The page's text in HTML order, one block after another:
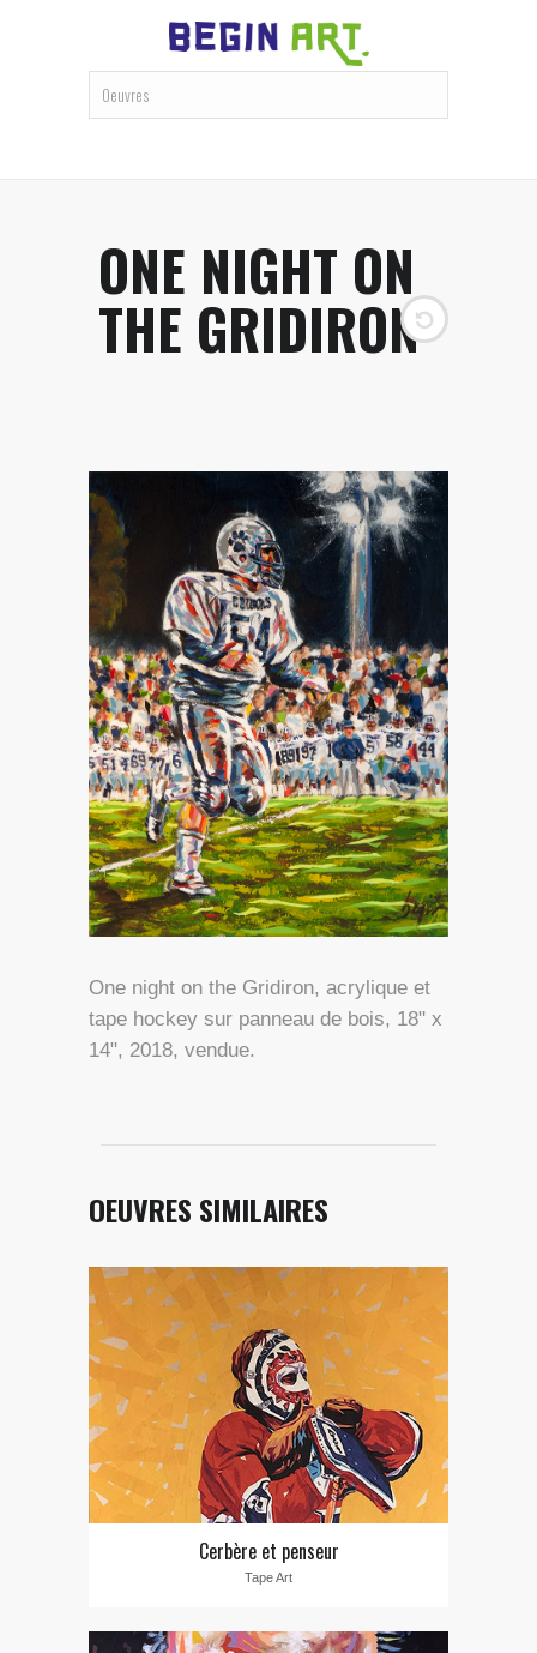
ONE NIGHT ON
THE GRIDIRON
One night on the Gridiron, acrylique et
tape hockey sur panneau de bois, 18" x
14", 2018, vendue.
OEUVRES SIMILAIRES
Cerbère et penseur
Tape Art